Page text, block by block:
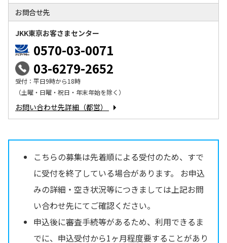
お問合せ先
JKK東京お客さまセンター
0570-03-0071
03-6279-2652
受付：平日9時から18時
（土曜・日曜・祝日・年末年始を除く）
お問い合わせ先詳細（都営）
こちらの募集は先着順による受付のため、すで
に受付を終了している場合があります。 お申込
みの詳細・空き状況等につきましては上記お問
い合わせ先にてご確認ください。
申込後に審査手続等があるため、利用できるま
でに、申込受付から1ヶ月程度要することがあり